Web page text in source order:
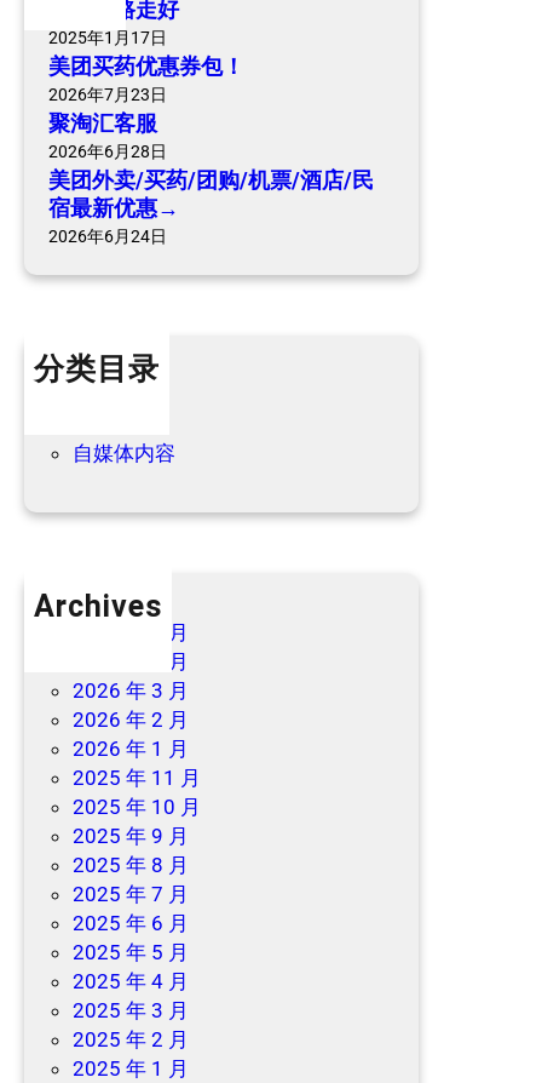
爷爷一路走好
2025年1月17日
美团买药优惠券包！
2026年7月23日
聚淘汇客服
2026年6月28日
美团外卖/买药/团购/机票/酒店/民
宿最新优惠→
2026年6月24日
分类目录
自媒体内容
Archives
2026 年 7 月
2026 年 6 月
2026 年 3 月
2026 年 2 月
2026 年 1 月
2025 年 11 月
2025 年 10 月
2025 年 9 月
2025 年 8 月
2025 年 7 月
2025 年 6 月
2025 年 5 月
2025 年 4 月
2025 年 3 月
2025 年 2 月
2025 年 1 月